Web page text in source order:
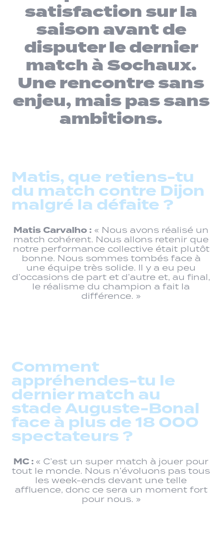
satisfaction sur la
saison avant de
disputer le dernier
match à Sochaux.
Une rencontre sans
enjeu, mais pas sans
ambitions.
Matis, que retiens-tu
du match contre Dijon
malgré la défaite ?
Matis Carvalho : « Nous avons réalisé un
match cohérent. Nous allons retenir que
notre performance collective était plutôt
bonne. Nous sommes tombés face à
une équipe très solide. Il y a eu peu
d’occasions de part et d’autre et, au final,
le réalisme du champion a fait la
différence. »
Comment
appréhendes-tu le
dernier match au
stade Auguste-Bonal
face à plus de 18 000
spectateurs ?
MC : « C’est un super match à jouer pour
tout le monde. Nous n’évoluons pas tous
les week-ends devant une telle
affluence, donc ce sera un moment fort
pour nous. »